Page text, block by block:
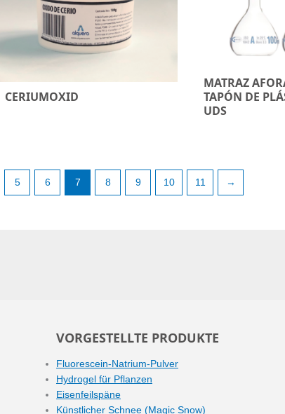
CERIUMOXID
MATRAZ
TAPÓN DE
UDS
5 6 7 8 9 10 11 →
VORGESTELLTE PRODUKTE
Fluorescein-Natrium-Pulver
Hydrogel für Pflanzen
Eisenfeilspäne
Künstlicher Schnee (Magic Snow)